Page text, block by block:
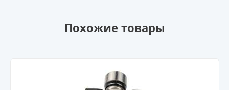
Похожие товары